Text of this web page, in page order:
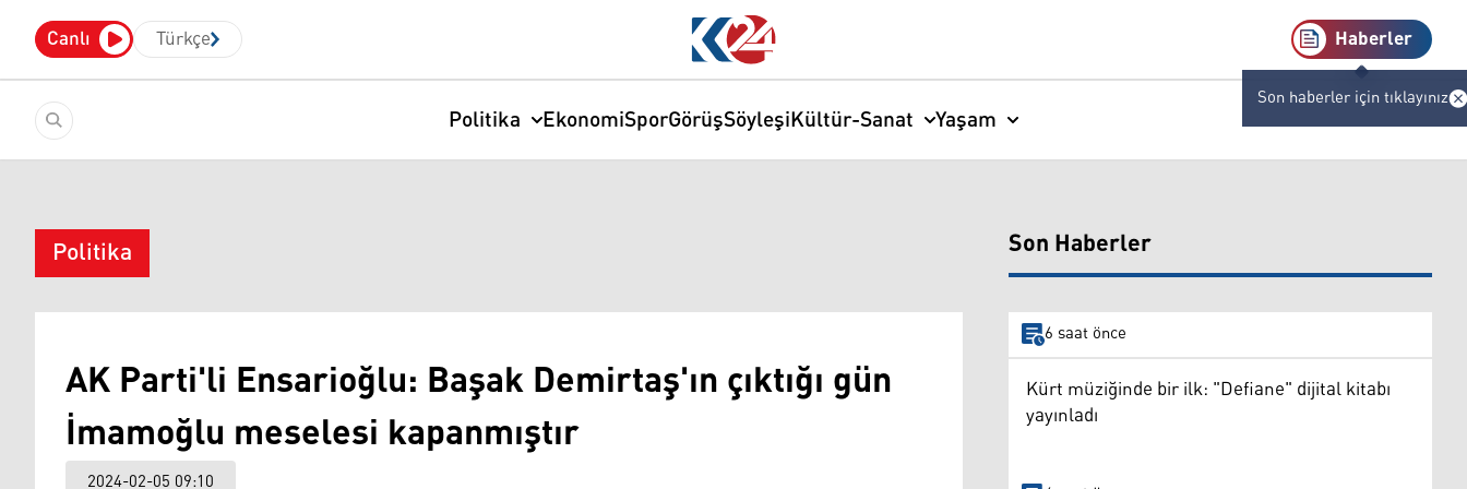
Canlı Türkçe Haberler
Son haberler için tıklayınız
Politika EkonomiSporGörüşSöyleşiKültür-Sanat Yaşam
Politika
AK Parti'li Ensarioğlu: Başak Demirtaş'ın çıktığı gün
İmamoğlu meselesi kapanmıştır
2024-02-05 09:10
Son Haberler
6 saat önce
Kürt müziğinde bir ilk: "Defiane" dijital kitabı
yayınladı